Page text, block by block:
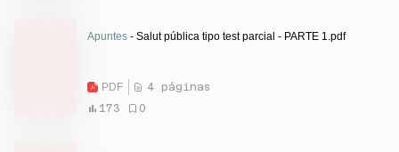
Apuntes - Salut pública tipo test parcial - PARTE 1.pdf
PDF
4 páginas
173
0